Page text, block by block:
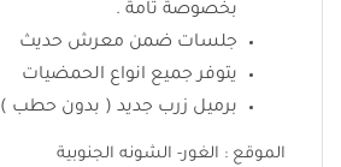
بخصوصة تامة .
جلسات ضمن معرش حديث
يتوفر جميع انواع الحمضيات
برميل زرب جديد ( بدون حطب )
الموقع : الغور- الشونه الجنوبية